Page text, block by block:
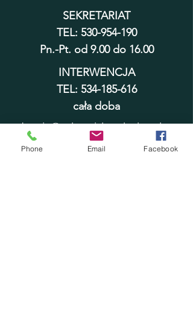
SEKRETARIAT
TEL: 530-954-190
Pn.-Pt. od 9.00 do 16.00
INTERWENCJA
TEL: 534-185-616
cała doba
adopcje@schronisko.wloclawek.eu
sekretariat@schronisko.wloclawek.
eu
Phone Email Facebook